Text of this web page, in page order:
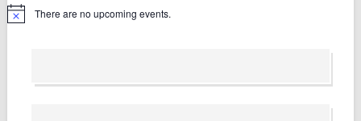
There are no upcoming events.